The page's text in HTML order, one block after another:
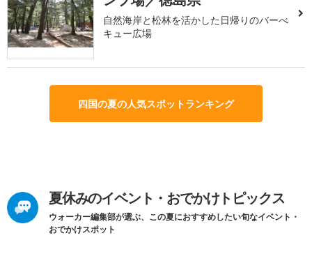
自然海岸と松林を活かした日帰りのバーべ
キュー広場
四国の夏の人気スポットランキング
夏休みのイベント・おでかけトピックス
ウォーカー編集部が選ぶ、この夏におすすめしたい旬なイベント・
おでかけスポット